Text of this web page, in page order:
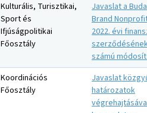
Kulturális, Turisztikai,
Sport és
Ifjúságpolitikai
Főosztály
Javaslat a
Brand
2022. évi
számú
Koordinációs
Főosztály
Javaslat
határozatok